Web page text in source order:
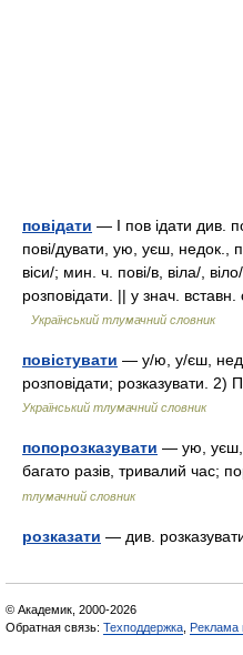
повідати — I пов ідати див.
пові/дувати, ую, уєш, недок.,
віси/; мин. ч. пові/в, віла/,
розповідати. || у знач.
Український тлумачний словник
повістувати — у/ю, у/єш,
розповідати; розказувати.
Український тлумачний словник
попорозказувати — ую, уєш,
багато разів, тривалий час;
тлумачний словник
розказати — див.
© Академик, 2000-2026
Обратная связь: Техподдержка Реклама